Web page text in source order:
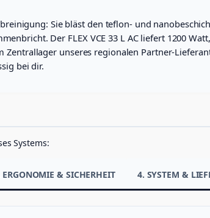
Sie bläst den teflon- und
Der FLEX VCE 33 L AC liefert 1200
unseres regionalen Partner-
bei dir.
Systems:
ERGONOMIE & SICHERHEIT 4. SYSTEM &